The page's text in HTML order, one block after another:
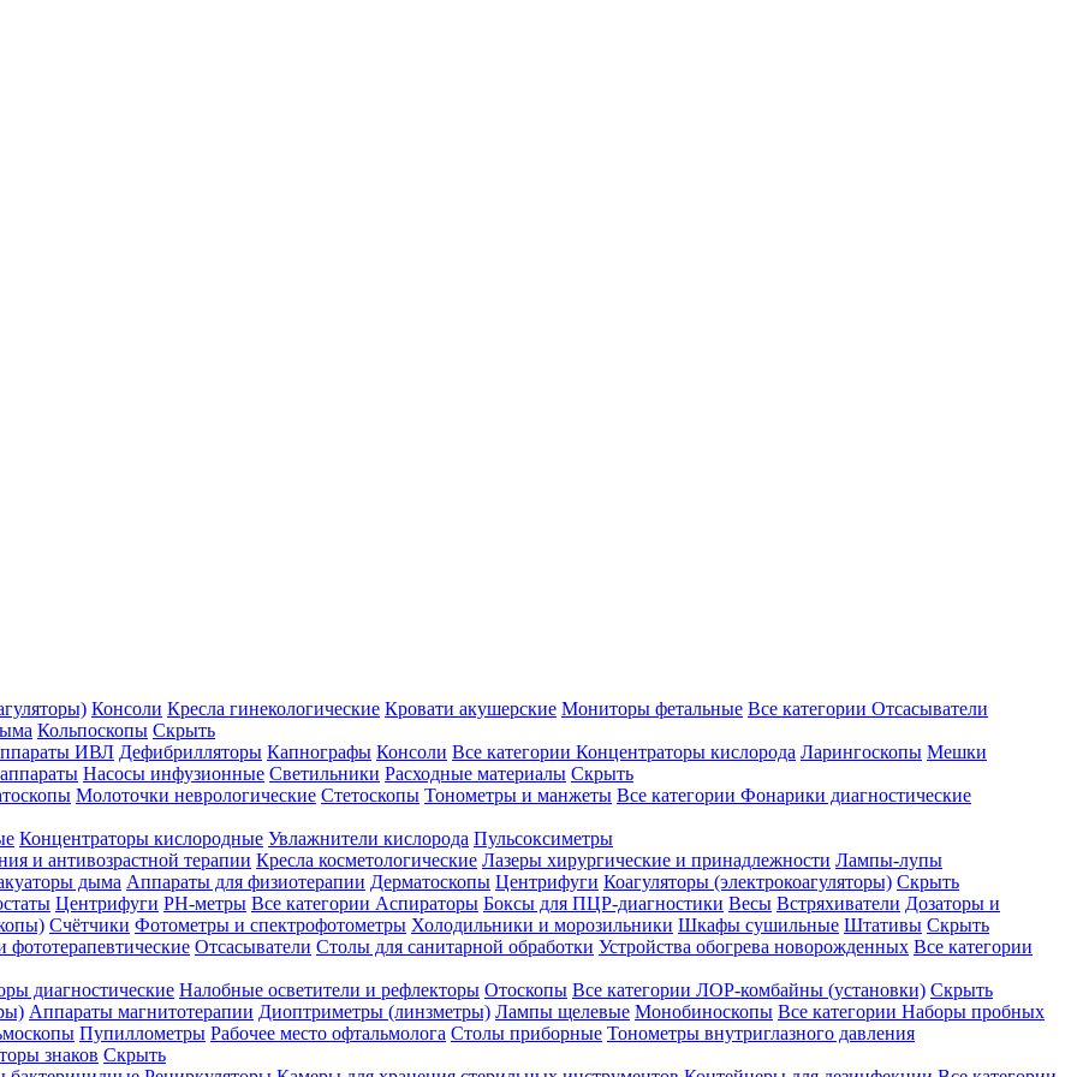
Консоли Кресла гинекологические Кровати акушерские Мониторы фетальные Все категории Отсасыватели
Кольпоскопы Скрыть
ИВЛ Дефибрилляторы Капнографы Консоли Все категории Концентраторы кислорода Ларингоскопы Мешки
Насосы инфузионные Светильники Расходные материалы Скрыть
Молоточки неврологические Стетоскопы Тонометры и манжеты Все категории Фонарики диагностические
Концентраторы кислородные Увлажнители кислорода Пульсоксиметры
и антивозрастной терапии Кресла косметологические Лазеры хирургические и принадлежности Лампы-лупы
дыма Аппараты для физиотерапии Дерматоскопы Центрифуги Коагуляторы (электрокоагуляторы) Скрыть
Центрифуги PH-метры Все категории Аспираторы Боксы для ПЦР-диагностики Весы Встряхиватели Дозаторы и
Счётчики Фотометры и спектрофотометры Холодильники и морозильники Шкафы сушильные Штативы Скрыть
фототерапевтические Отсасыватели Столы для санитарной обработки Устройства обогрева новорожденных Все категории
диагностические Налобные осветители и рефлекторы Отоскопы Все категории ЛОР-комбайны (установки) Скрыть
Аппараты магнитотерапии Диоптриметры (линзметры) Лампы щелевые Монобиноскопы Все категории Наборы пробных
Пупиллометры Рабочее место офтальмолога Столы приборные Тонометры внутриглазного давления
знаков Скрыть